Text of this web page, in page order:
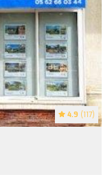
4.9 (117)